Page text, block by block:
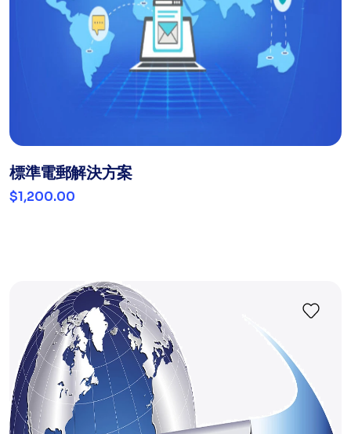
標準電郵解決方案
$1,200.00